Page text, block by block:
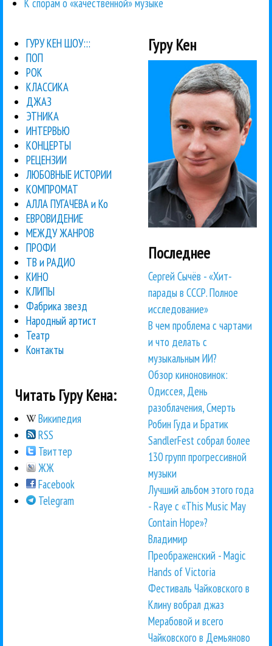
К спорам о «качественной» музыке
ГУРУ КЕН ШОУ:::
ПОП
РОК
КЛАССИКА
ДЖАЗ
ЭТНИКА
ИНТЕРВЬЮ
КОНЦЕРТЫ
РЕЦЕНЗИИ
ЛЮБОВНЫЕ ИСТОРИИ
КОМПРОМАТ
АЛЛА ПУГАЧЕВА и Ко
ЕВРОВИДЕНИЕ
МЕЖДУ ЖАНРОВ
ПРОФИ
ТВ и РАДИО
КИНО
КЛИПЫ
Фабрика звезд
Народный артист
Театр
Контакты
Читать Гуру Кена:
Википедия
RSS
Твиттер
ЖЖ
Facebook
Telegram
Гуру Кен
Последнее
Сергей Сычёв - «Хит-
парады в СССР. Полное
исследование»
В чем проблема с чартами
и что делать с
музыкальным ИИ?
Обзор киноновинок:
Одиссея, День
разоблачения, Смерть
Робин Гуда и Братик
SandlerFest собрал более
130 групп прогрессивной
музыки
Лучший альбом этого года
- Raye с «This Music May
Contain Hope»?
Владимир
Преображенский - Magic
Hands of Victoria
Фестиваль Чайковского в
Клину вобрал джаз
Мерабовой и всего
Чайковского в Демьяново